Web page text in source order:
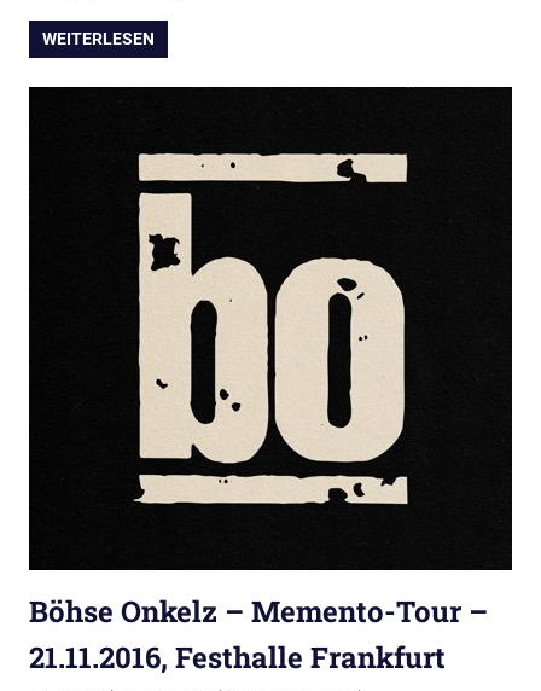
WEITERLESEN
Böhse Onkelz – Memento-Tour –
21.11.2016, Festhalle Frankfurt